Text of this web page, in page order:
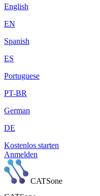
English
EN
Spanish
ES
Portuguese
PT-BR
German
DE
Kostenlos starten
Anmelden
CATSone